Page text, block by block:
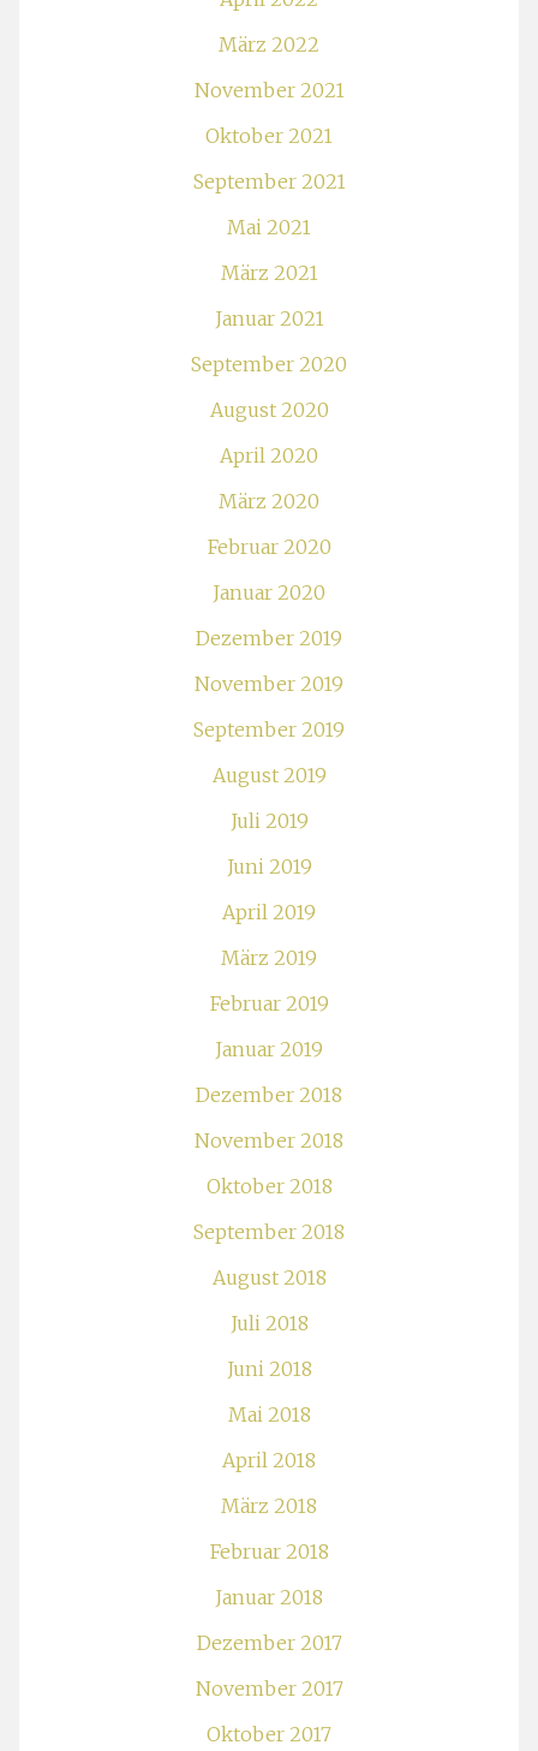
März 2022
November 2021
Oktober 2021
September 2021
Mai 2021
März 2021
Januar 2021
September 2020
August 2020
April 2020
März 2020
Februar 2020
Januar 2020
Dezember 2019
November 2019
September 2019
August 2019
Juli 2019
Juni 2019
April 2019
März 2019
Februar 2019
Januar 2019
Dezember 2018
November 2018
Oktober 2018
September 2018
August 2018
Juli 2018
Juni 2018
Mai 2018
April 2018
März 2018
Februar 2018
Januar 2018
Dezember 2017
November 2017
Oktober 2017